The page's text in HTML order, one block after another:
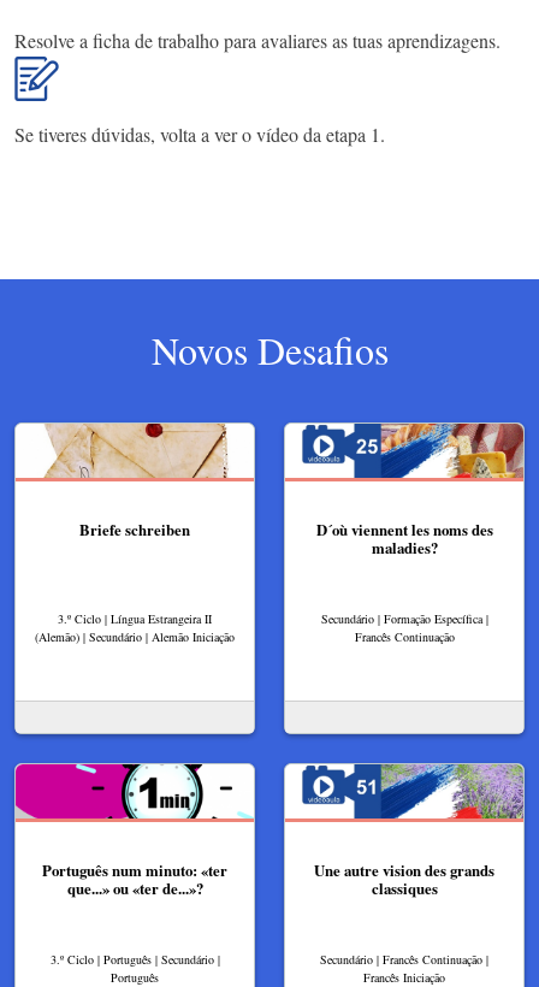
Resolve a ficha de trabalho para avaliares as tuas aprendizagens.
Se tiveres dúvidas, volta a ver o vídeo da etapa 1.
Novos Desafios
Briefe schreiben
3.º Ciclo | Língua Estrangeira II
(Alemão) | Secundário | Alemão Iniciação
D´où viennent les noms des
maladies?
Secundário | Formação Específica |
Francês Continuação
Português num minuto: «ter
que...» ou «ter de...»?
3.º Ciclo | Português | Secundário |
Português
Une autre vision des grands
classiques
Secundário | Francês Continuação |
Francês Iniciação